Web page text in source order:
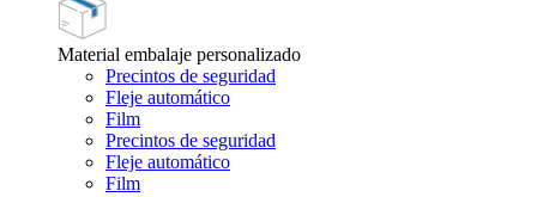
Material embalaje personalizado
Precintos de seguridad
Fleje automático
Film
Precintos de seguridad
Fleje automático
Film